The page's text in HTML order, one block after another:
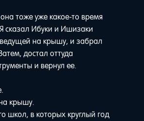
тоже уже какое-то время
Я сказал Ибуки и Ишизаки
ведущей на крышу, и забрал
достал оттуда
и вернул ее.
крышу.
школ, в которых круглый год